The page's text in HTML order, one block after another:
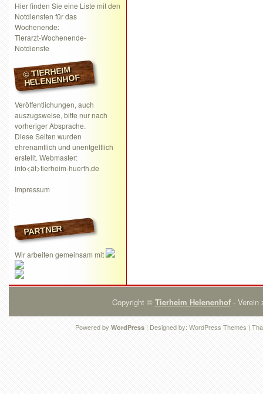
Hier finden Sie eine Liste mit den
Notdiensten für das
Wochenende:
Tierarzt-Wochenende-
Notdienste
© TIERHEIM
HELENENHOF
Veröffentlichungen, auch
auszugsweise, bitte nur nach
vorheriger Absprache.
Diese Seiten wurden
ehrenamtlich und unentgeltlich
erstellt. Webmaster:
info<ät>tierheim-huerth.de
Impressum
PARTNER
Wir arbeiten gemeinsam mit
Copyright © Tierheim Helenenhof- Verein
Powered by WordPress | Designed by: WordPress Themes |